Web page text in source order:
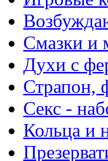
Смазки и
Духи с
Страпон,
Секс -
Кольца и